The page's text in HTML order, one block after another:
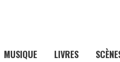
MUSIQUE LIVRES